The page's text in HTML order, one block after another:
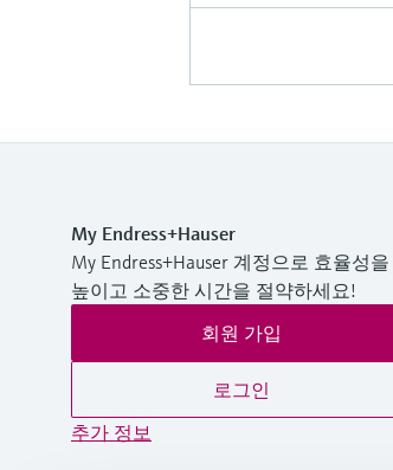
My Endress+Hauser
My Endress+Hauser 계정으로 효율성을
높이고 소중한 시간을 절약하세요!
회원 가입
로그인
추가 정보